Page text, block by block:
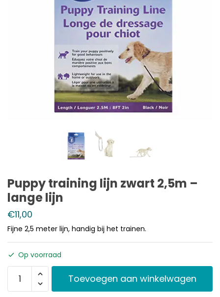
Puppy training lijn zwart 2,5m –
lange lijn
€11,00
Fijne 2,5 meter lijn, handig bij het trainen.
Op voorraad
Toevoegen aan winkelwagen